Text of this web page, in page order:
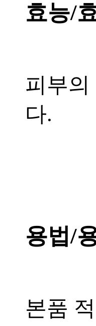
효능/
피부
다.
용법/
본품